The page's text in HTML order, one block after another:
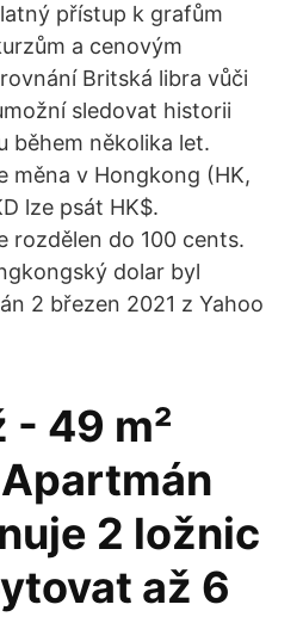
přístup k grafům
a cenovým
Britská libra vůči
sledovat historii
během několika let.
měna v Hongkong (HK,
lze psát HK$.
rozdělen do 100 cents.
dolar byl
2 březen 2021 z Yahoo
- 49 m²
2 ložnic
až 6